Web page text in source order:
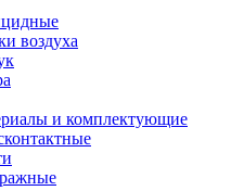
воздуха
и комплектующие